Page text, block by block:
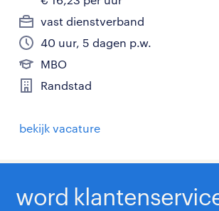
vast dienstverband
40 uur, 5 dagen p.w.
MBO
Randstad
bekijk vacature
word